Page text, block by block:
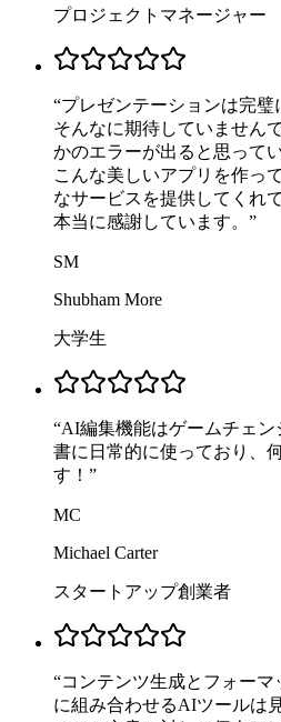
プロジェクトマネージャー
“プレゼンテーションは完璧
そんなに期待していません
かのエラーが出ると思って
こんな美しいアプリを作っ
なサービスを提供してくれ
本当に感謝しています。 ”
SM
Shubham More
大学生
“AI編集機能はゲームチェ
書に日常的に使っており、
す！ ”
MC
Michael Carter
スタートアップ創業者
“コンテンツ生成とフォー
に組み合わせるAIツールは